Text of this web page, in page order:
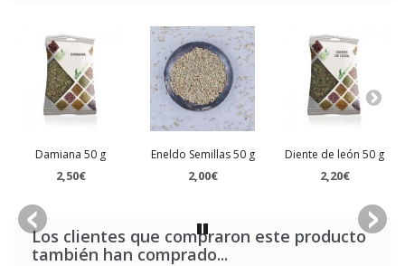
Damiana 50 g
2,50€
Eneldo Semillas 50 g
2,00€
Diente de león 50 g
2,20€
Los clientes que compraron este producto
también han comprado...